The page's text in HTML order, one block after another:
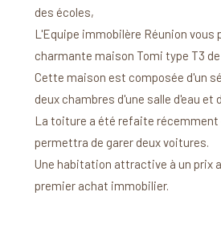
des écoles,
L'Equipe immobilère Réunion vous
charmante maison Tomi type T3
Cette maison est composée d'un
deux chambres d'une salle d'eau et
La toiture a été refaite récemment
permettra de garer deux voitures.
Une habitation attractive à un prix
premier achat immobilier.